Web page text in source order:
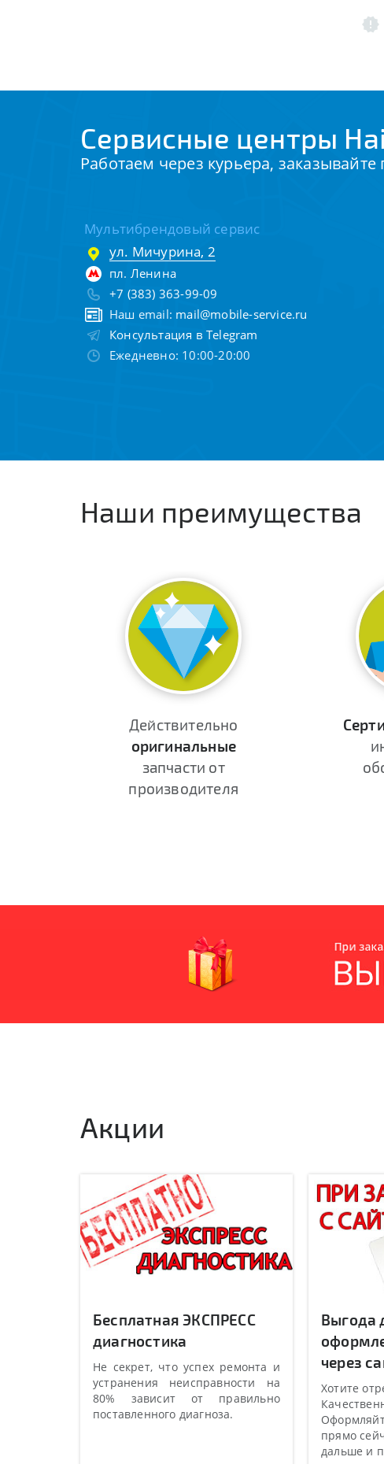
Сервисные центры
Работаем через курьера,
Мультибрендовый сервис
ул. Мичурина, 2
пл. Ленина
+7 (383) 363-99-09
Наш email: mail@mobile-service.ru
Консультация в Telegram
Ежедневно: 10:00-20:00
Наши преимущества
Действительно
оригинальные
запчасти от
производителя
Акции
Бесплатная ЭКСПРЕСС
диагностика
Не секрет, что успех ремонта и
устранения неисправности на
80% зависит от правильно
поставленного диагноза.
Выгода
через
Хотите
прямо
дальше и